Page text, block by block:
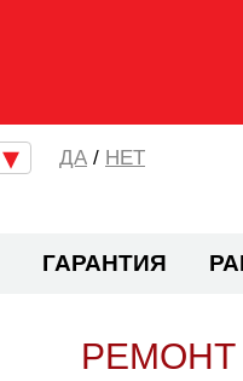
/ НЕТ
ГАРАНТИЯ
РЕМОНТ